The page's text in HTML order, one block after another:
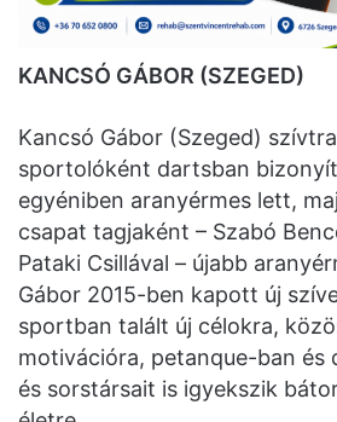
KANCSÓ GÁBOR (SZEGED)
Kancsó Gábor (Szeged)
sportolóként dartsban
egyéniben aranyérmes lett,
csapat tagjaként – Szabó
Pataki Csillával – újabb
Gábor 2015-ben kapott új
sportban talált új célokra,
motivációra, petanque-ban és
és sorstársait is igyekszik